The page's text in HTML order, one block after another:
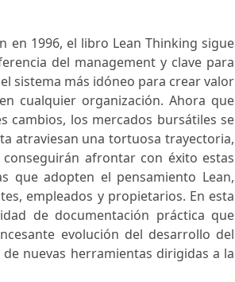
en 1996, el libro Lean Thinking sigue
del management y clave para
sistema más idóneo para crear valor
cualquier organización. Ahora que
cambios, los mercados bursátiles se
atraviesan una tortuosa trayectoria,
afrontar con éxito estas
que adopten el pensamiento Lean,
empleados y propietarios. En esta
de documentación práctica que
evolución del desarrollo del
nuevas herramientas dirigidas a la